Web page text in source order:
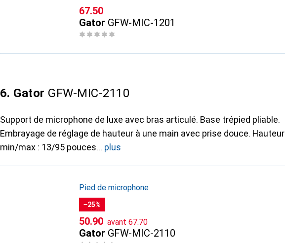
CHF
67.50
Gator GFW-MIC-1201
6. Gator GFW-MIC-2110
Support de microphone de luxe avec bras articulé. Base trépied pliable.
Embrayage de réglage de hauteur à une main avec prise douce. Hauteur
min/max : 13/95 pouces
plus
Pied de microphone
−25%
CHF
50.90 avant CHF
67.70
Gator GFW-MIC-2110